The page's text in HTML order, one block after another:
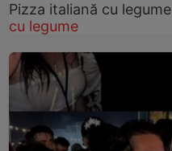
Pizza italiană cu
cu legume